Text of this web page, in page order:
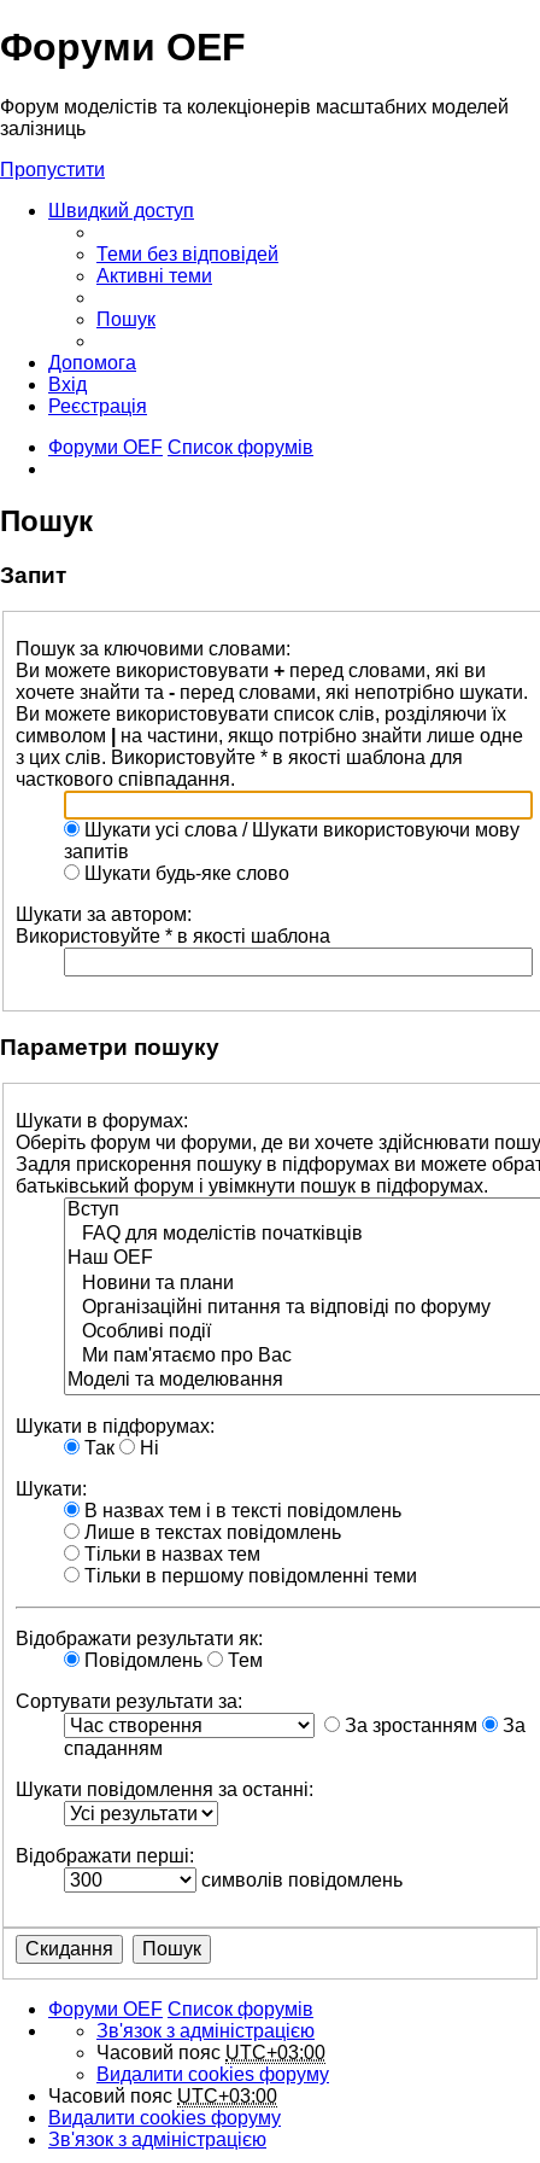
Форуми OEF
Форум моделістів та колекціонерів масштабних моделей
залізниць
Пропустити
Швидкий доступ
Теми без відповідей
Активні теми
Пошук
Допомога
Вхід
Реєстрація
Форуми OEF Список форумів
Пошук
Запит
Пошук за ключовими словами:
Ви можете використовувати + перед словами, які ви
хочете знайти та - перед словами, які непотрібно шукати.
Ви можете використовувати список слів, розділяючи їх
символом
на частини, якщо потрібно знайти лише одне
з цих слів. Використовуйте * в якості шаблона для
часткового співпадання.
Шукати усі слова / Шукати використовуючи мову
запитів
Шукати будь-яке слово
Шукати за автором:
Використовуйте * в якості шаблона
Параметри пошуку
Шукати в форумах:
Оберіть форум чи форуми, де ви хочете здійснювати
Задля прискорення пошуку в підфорумах ви можете
батьківський форум і увімкнути пошук в підфорумах.
Шукати в підфорумах:
Так
Ні
Шукати:
В назвах тем і в тексті повідомлень
Лише в текстах повідомлень
Тільки в назвах тем
Тільки в першому повідомленні теми
Відображати результати як:
Повідомлень
Тем
Сортувати результати за:
За зростанням
За
спаданням
Шукати повідомлення за останні:
Відображати перші:
символів повідомлень
Форуми OEF Список форумів
Зв'язок з адміністрацією
Часовий пояс UTC+03:00
Видалити cookies форуму
Часовий пояс UTC+03:00
Видалити cookies форуму
Зв'язок з адміністрацією